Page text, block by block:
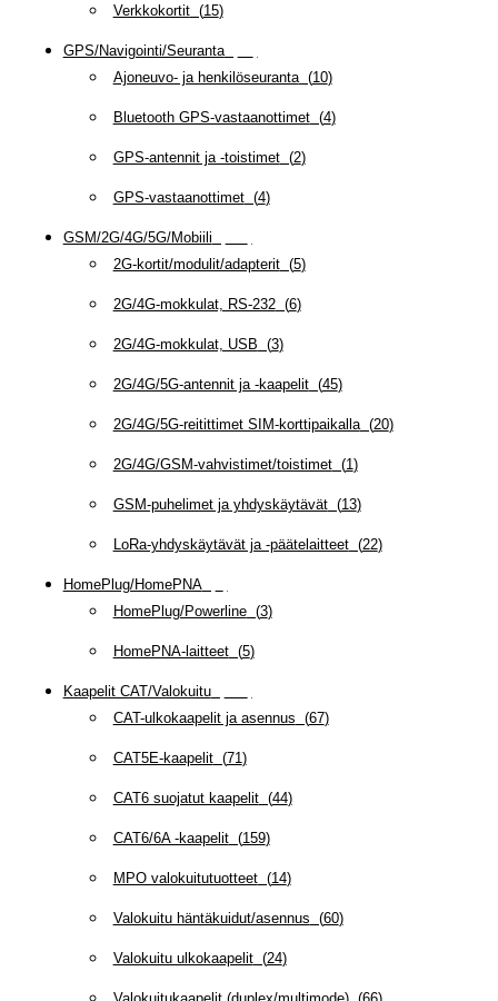
Verkkokortit(15)
GPS/Navigointi/Seuranta(
Ajoneuvo- ja henkilöseuranta(10)
Bluetooth GPS-vastaanottimet(4)
GPS-antennit ja -toistimet(2)
GPS-vastaanottimet(4)
GSM/2G/4G/5G/Mobiili
2G-kortit/modulit/adapterit(5)
2G/4G-mokkulat, RS-232(6)
2G/4G-mokkulat, USB (3)
2G/4G/5G-antennit ja -kaapelit(45)
2G/4G/5G-reitittimet SIM-korttipaikalla(20)
2G/4G/GSM-vahvistimet/toistimet(1)
GSM-puhelimet ja yhdyskäytävät(13)
LoRa-yhdyskäytävät ja -päätelaitteet(22)
HomePlug/HomePNA(
HomePlug/Powerline(3)
HomePNA-laitteet(5)
Kaapelit CAT/Valokuitu(
CAT-ulkokaapelit ja asennus (67)
CAT5E-kaapelit(71)
CAT6 suojatut kaapelit(44)
CAT6/6A -kaapelit(159)
MPO valokuitutuotteet(14)
Valokuitu häntäkuidut/asennus (60)
Valokuitu ulkokaapelit(24)